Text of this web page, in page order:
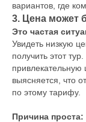
вариантов, где
3. Цена может
Это частая
Увидеть низкую
получить этот
привлекательную
выясняется, что
по этому тарифу.
Причина проста: